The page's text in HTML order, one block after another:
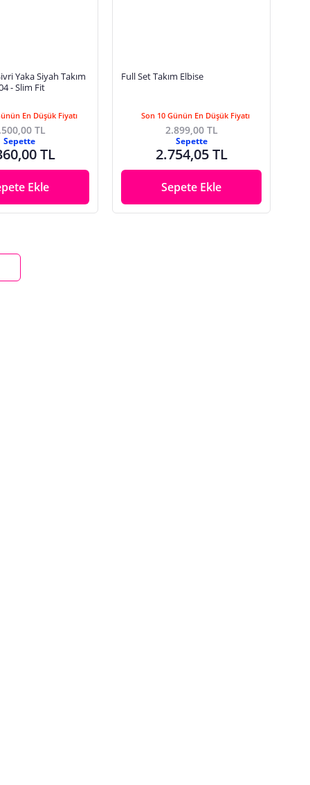
Yaka Siyah Takım
- Slim Fit
En Düşük Fiyatı
TL
Sepette
TL
Ekle
Full Set Takım Elbise
Son 10 Günün En Düşük Fiyatı
2.899,00 TL
Sepette
2.754,05 TL
Sepete Ekle